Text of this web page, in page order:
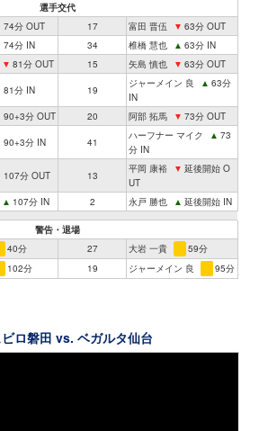
選手交代
74分 OUT 17 富田 晋伍 ▼ 63分 OUT
74分 IN 34 椎橋 慧也 ▲ 63分 IN
▼ 81分 OUT 15 矢島 慎也 ▼ 63分 OUT
81分 IN 19
ジャーメイン 良 ▲ 63分
IN
90+3分 OUT 20 阿部 拓馬 ▼ 73分 OUT
90+3分 IN 41
ハーフナー マイク ▲ 73
分 IN
107分 OUT 13
平岡 康裕 ▼ 延後開始 O
UT
▲ 107分 IN 2 永戸 勝也 ▲ 延後開始 IN
警告・退場
40分 27 大岩 一貴
59分
102分 19 ジャーメイン 良 95分
ビロ磐田 vs. ベガルタ仙台